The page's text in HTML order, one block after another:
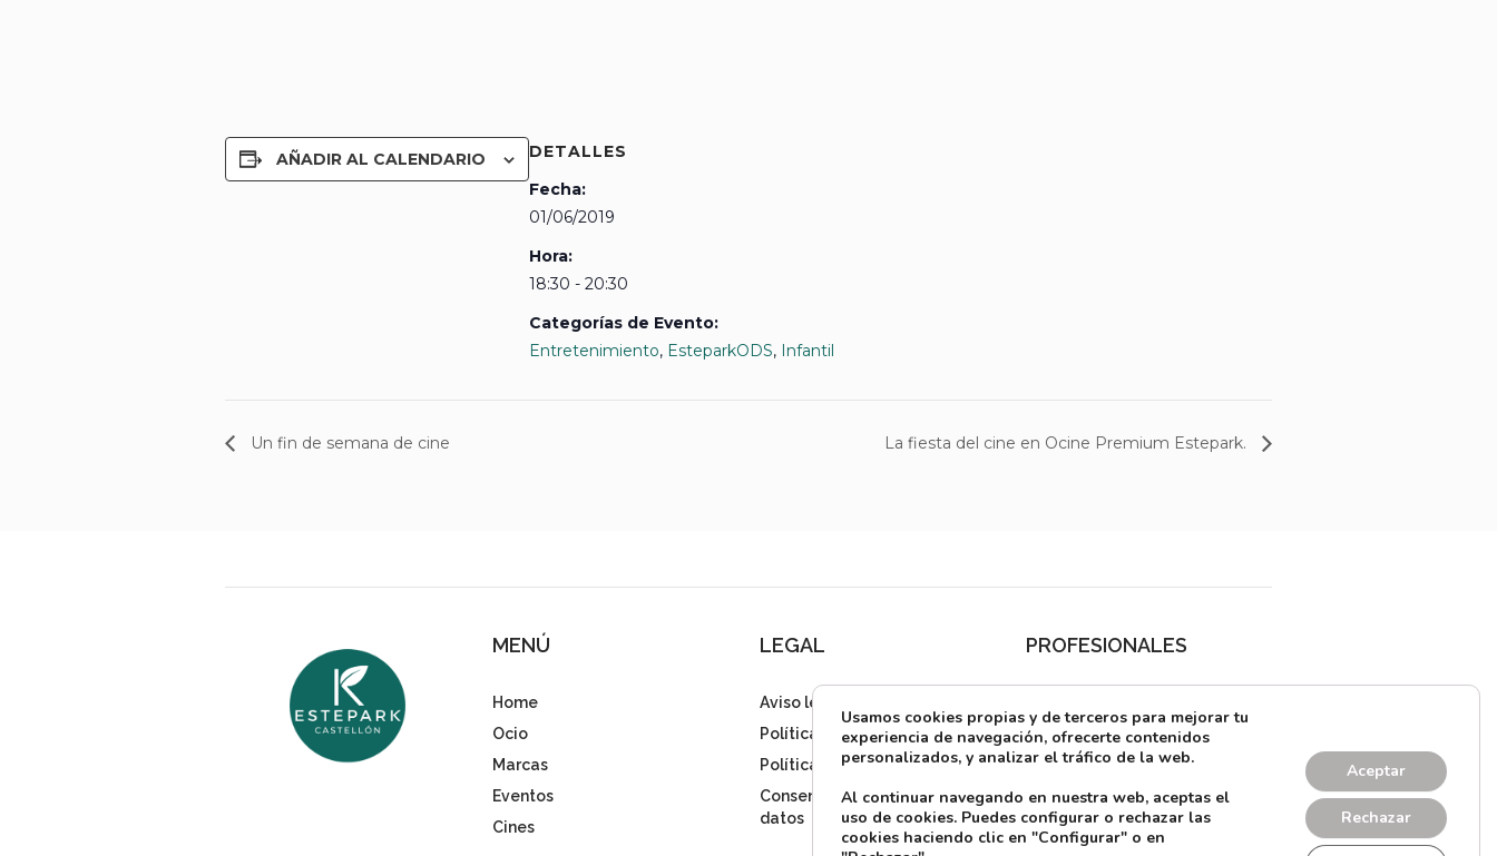
AÑADIR AL CALENDARIO
DETALLES
Fecha:
01/06/2019
Hora:
18:30 - 20:30
Categorías de Evento:
Entretenimiento, EsteparkODS, Infantil
Un fin de semana de cine La fiesta del cine en Ocine Premium Estepark.
MENÚ
Home
Ocio
Marcas
Eventos
Cines
LEGAL
Aviso legal
Política de privacidad
Política de cookies
Consentimiento tratamiento
datos
PROFESIONALES
Prensa
Directorio
CONTACTO
Usamos cookies propias y de terceros para mejorar tu
experiencia de navegación, ofrecerte contenidos
personalizados, y analizar el tráfico de la web.
Al continuar navegando en nuestra web, aceptas el
uso de cookies. Puedes configurar o rechazar las
cookies haciendo clic en "Configurar" o en
Aceptar
Rechazar